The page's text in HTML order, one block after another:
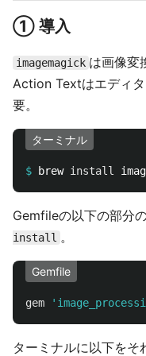
① 導入
imagemagick は画像変
Action Textはエディ
要。
ターミナル
$ brew install
Gemfileの以下の部分
install 。
Gemfile
gem
ターミナルに以下をそ